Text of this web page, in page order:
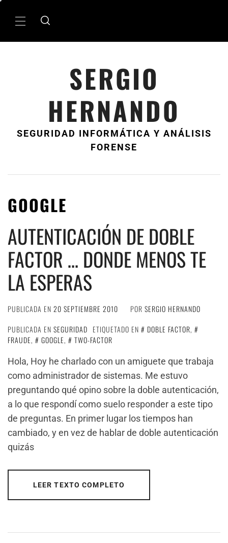
MenÃº
SERGIO
HERNANDO
SEGURIDAD INFORMÁTICA Y ANÁLISIS
FORENSE
GOOGLE
AUTENTICACIÓN DE DOBLE
FACTOR … DONDE MENOS TE
LA ESPERAS
PUBLICADA EN 20 SEPTIEMBRE 2010 POR SERGIO HERNANDO
PUBLICADA EN SEGURIDAD ETIQUETADO EN DOBLE FACTOR,
FRAUDE, GOOGLE,
TWO-FACTOR
Hola, Hoy he charlado con un amiguete que trabaja
como administrador de sistemas. Me estuvo
preguntando qué opino sobre la doble autenticación,
a lo que respondí como suelo responder a este tipo
de preguntas. En primer lugar los tiempos han
cambiado, y en vez de hablar de doble autenticación
quizás
LEER TEXTO COMPLETO